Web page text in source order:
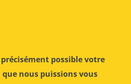
possible votre
nous puissions vous